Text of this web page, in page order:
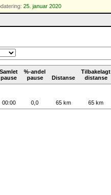
25. januar 2020
Samlet
pause
%-andel
pause
Distanse
Tilbakelagt
distanse
00:00 0,0 65 km 65 km